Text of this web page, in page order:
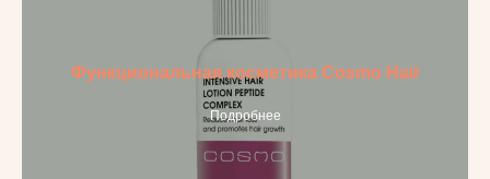
Функциональная косметика Cosmo Hair
Подробнее